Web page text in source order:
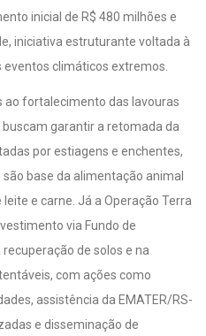
inicial de R$ 480 milhões e
iniciativa estruturante voltada à
climáticos extremos.
ao fortalecimento das lavouras
buscam garantir a retomada da
por estiagens e enchentes,
base da alimentação animal
e carne. Já a Operação Terra
via Fundo de
de solos e na
com ações como
assistência da EMATER/RS-
e disseminação de